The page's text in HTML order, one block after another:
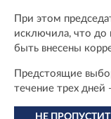
При этом
исключила, что до
быть внесены
Предстоящие
течение трех дней